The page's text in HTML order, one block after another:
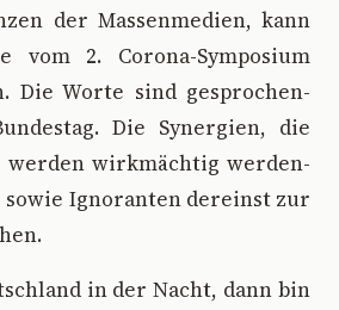
der Massenmedien, kann
vom 2. Corona-Symposium
Die Worte sind gesprochen-
Die Synergien, die
werden wirkmächtig werden-
Ignoranten dereinst zur
in der Nacht, dann bin